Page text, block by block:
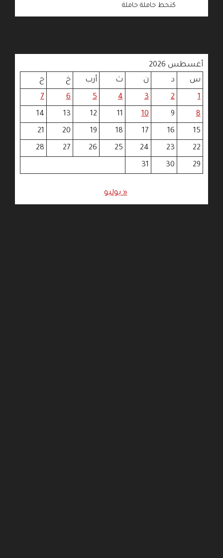
كتحط حاملة حاملة
أغسطس 2026
س
د ن ث أرب خ
ج
1
2
3
4
5
6
7
8
9
10
11
12
13
14
15
16
17
18
19
20
21
22
23
24
25
26
27
28
29
30
31
« يوليو